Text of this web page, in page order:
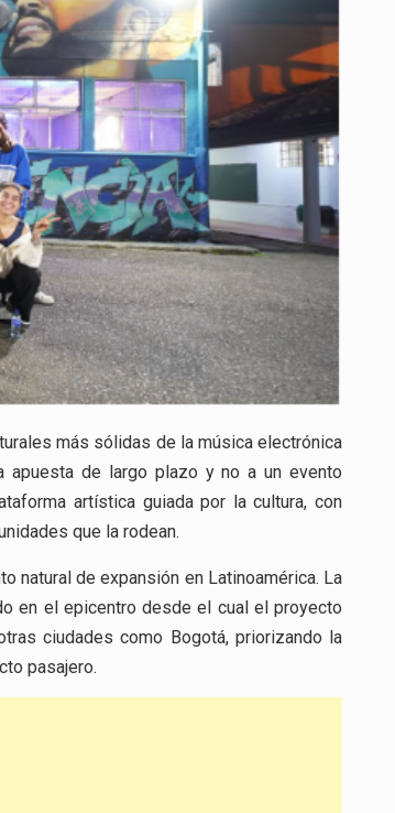
EN
COLOMBIA
CON
VISIÓN
DE
COMUNIDAD
Y
PERMANENCIA
más sólidas de la música electrónica
apuesta de largo plazo y no a un evento
artística guiada por la cultura, con
que la rodean.
natural de expansión en Latinoamérica. La
en el epicentro desde el cual el proyecto
ciudades como Bogotá, priorizando la
pasajero.